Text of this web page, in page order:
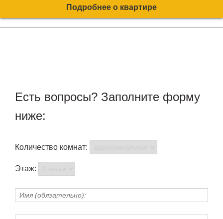
Подробнее о квартире
Есть вопросы? Заполните форму
ниже:
Количество комнат:
Этаж: